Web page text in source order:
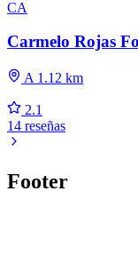
CA
Carmelo Rojas
A 1.12 km
2.1
14 reseñas
Footer